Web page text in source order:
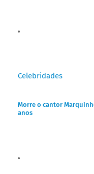
Celebridades
Morre o cantor
anos